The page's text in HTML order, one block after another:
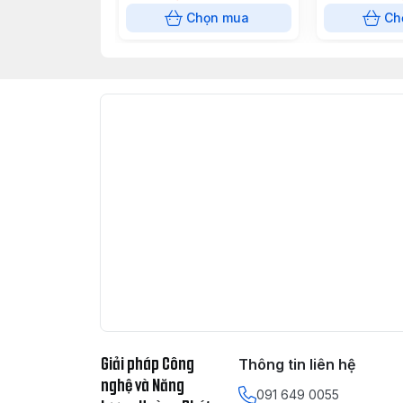
Phụ kiện đi kèm Micro cần dài
Phụ kiện tùy chọn Cáp nối dài:
Chọn mua
Giải pháp Công
nghệ và Năng
Thông tin liên hệ
091 649 0055